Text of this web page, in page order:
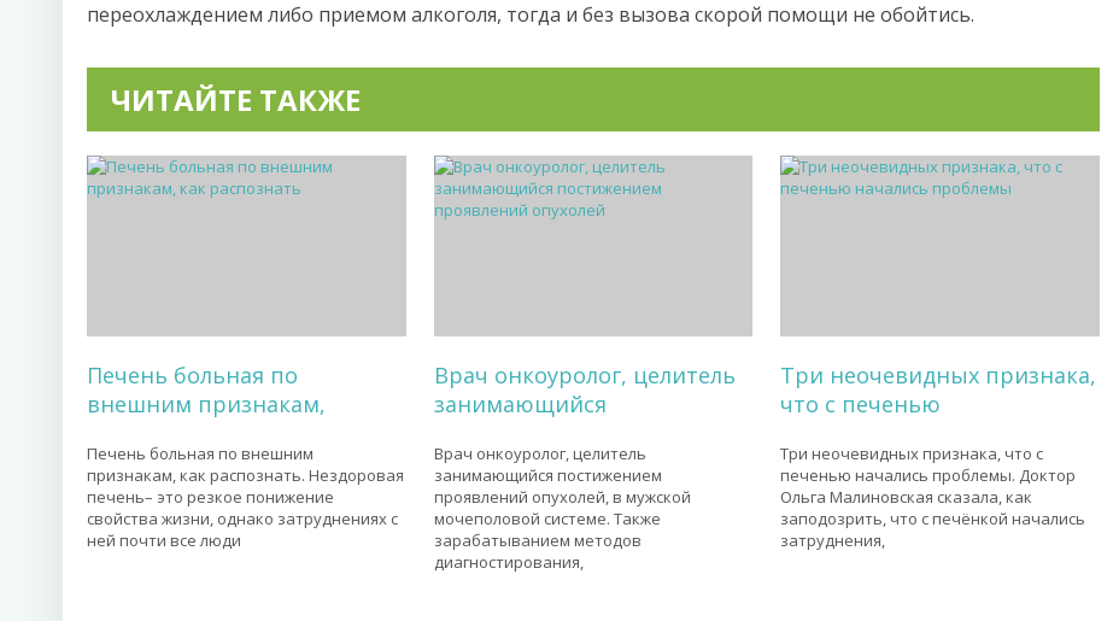
переохлаждением либо приемом алкоголя, тогда и без вызова скорой помощи не обойтись.
ЧИТАЙТЕ ТАКЖЕ
Печень больная по
внешним признакам,
Печень больная по внешним
признакам, как распознать. Нездоровая
печень– это резкое понижение
свойства жизни, однако затруднениях с
ней почти все люди
Врач онкоуролог, целитель
занимающийся
Врач онкоуролог, целитель
занимающийся постижением
проявлений опухолей, в мужской
мочеполовой системе. Также
зарабатыванием методов
диагностирования,
Три неочевидных признака,
что с печенью
Три неочевидных признака, что с
печенью начались проблемы. Доктор
Ольга Малиновская сказала, как
заподозрить, что с печёнкой начались
затруднения,